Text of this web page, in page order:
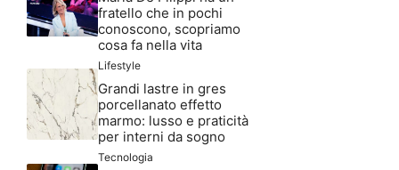
fratello che in pochi
conoscono, scopriamo
cosa fa nella vita
Lifestyle
Grandi lastre in gres
porcellanato effetto
marmo: lusso e praticità
per interni da sogno
Tecnologia